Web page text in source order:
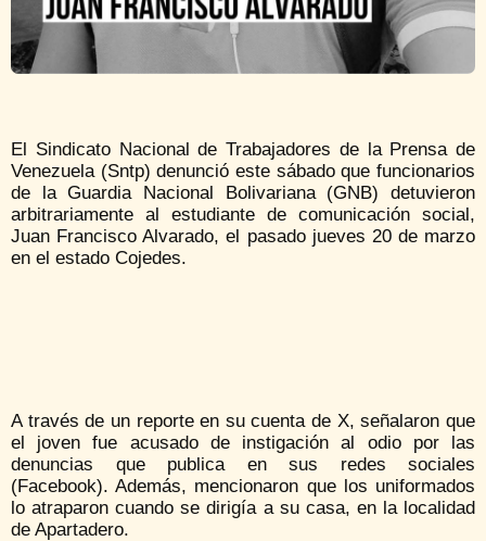
El Sindicato Nacional de Trabajadores de la Prensa de
Venezuela (Sntp) denunció este sábado que funcionarios
de la Guardia Nacional Bolivariana (GNB) detuvieron
arbitrariamente al estudiante de comunicación social,
Juan Francisco Alvarado, el pasado jueves 20 de marzo
en el estado Cojedes.
A través de un reporte en su cuenta de X, señalaron que
el joven fue acusado de instigación al odio por las
denuncias que publica en sus redes sociales
(Facebook). Además, mencionaron que los uniformados
lo atraparon cuando se dirigía a su casa, en la localidad
de Apartadero.